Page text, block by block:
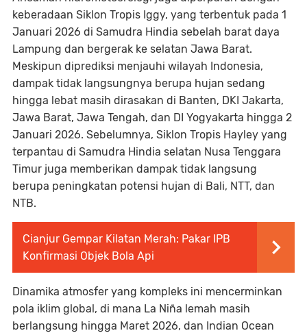
keberadaan Siklon Tropis Iggy, yang terbentuk pada 1
Januari 2026 di Samudra Hindia sebelah barat daya
Lampung dan bergerak ke selatan Jawa Barat.
Meskipun diprediksi menjauhi wilayah Indonesia,
dampak tidak langsungnya berupa hujan sedang
hingga lebat masih dirasakan di Banten, DKI Jakarta,
Jawa Barat, Jawa Tengah, dan DI Yogyakarta hingga 2
Januari 2026. Sebelumnya, Siklon Tropis Hayley yang
terpantau di Samudra Hindia selatan Nusa Tenggara
Timur juga memberikan dampak tidak langsung
berupa peningkatan potensi hujan di Bali, NTT, dan
NTB.
Cianjur Gempar Kilatan Merah: Pakar IPB
Konfirmasi Objek Bola Api
Dinamika atmosfer yang kompleks ini mencerminkan
pola iklim global, di mana La Niña lemah masih
berlangsung hingga Maret 2026, dan Indian Ocean